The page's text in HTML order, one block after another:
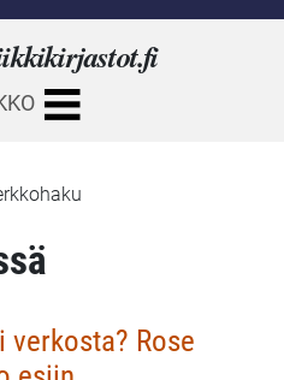
fi
Rose